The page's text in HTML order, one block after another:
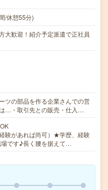
/休憩55分)
大歓迎！紹介予定派遣で正社員
ツの部品を作る企業さんでの営
…・取引先との販売・仕入…
験があれば尚可）★学歴、経験
です♪長く腰を据えて…